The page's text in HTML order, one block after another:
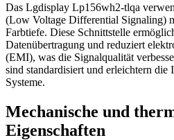
Das Lgdisplay Lp156wh2-tlqa
(Low Voltage Differential Signaling)
Farbtiefe. Diese Schnittstelle
Datenübertragung und reduziert
(EMI), was die Signalqualität
sind standardisiert und erleichtern die
Systeme.
Mechanische und
Eigenschaften